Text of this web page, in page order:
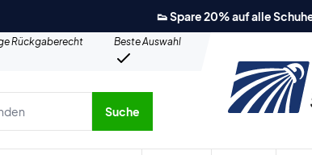
👟 Spare 20% auf alle
Rückgaberecht
Beste Auswahl
usw.
Suche